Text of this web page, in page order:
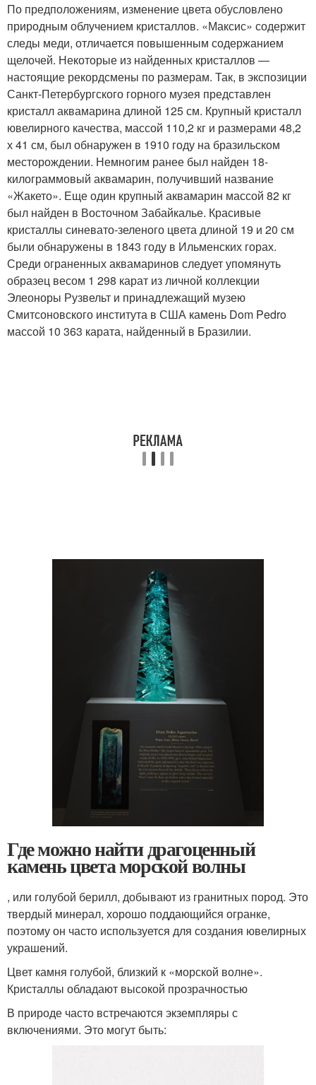
По предположениям, изменение цвета обусловлено
природным облучением кристаллов. «Максис» содержит
следы меди, отличается повышенным содержанием
щелочей. Некоторые из найденных кристаллов —
настоящие рекордсмены по размерам. Так, в экспозиции
Санкт-Петербургского горного музея представлен
кристалл аквамарина длиной 125 см. Крупный кристалл
ювелирного качества, массой 110,2 кг и размерами 48,2
х 41 см, был обнаружен в 1910 году на бразильском
месторождении. Немногим ранее был найден 18-
килограммовый аквамарин, получивший название
«Жакето». Еще один крупный аквамарин массой 82 кг
был найден в Восточном Забайкалье. Красивые
кристаллы синевато-зеленого цвета длиной 19 и 20 см
были обнаружены в 1843 году в Ильменских горах.
Среди ограненных аквамаринов следует упомянуть
образец весом 1 298 карат из личной коллекции
Элеоноры Рузвельт и принадлежащий музею
Смитсоновского института в США камень Dom Pedro
массой 10 363 карата, найденный в Бразилии.
Где можно найти драгоценный
камень цвета морской волны
, или голубой берилл, добывают из гранитных пород. Это
твердый минерал, хорошо поддающийся огранке,
поэтому он часто используется для создания ювелирных
украшений.
Цвет камня голубой, близкий к «морской волне».
Кристаллы обладают высокой прозрачностью
В природе часто встречаются экземпляры с
включениями. Это могут быть: